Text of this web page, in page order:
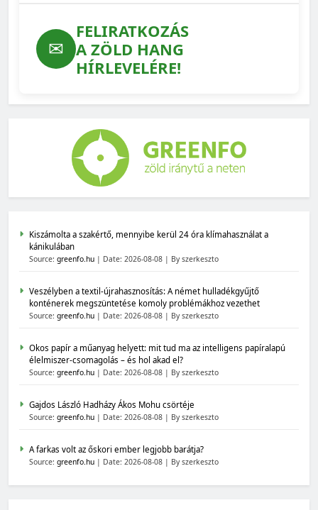
✉
FELIRATKOZÁS
A ZÖLD HANG
HÍRLEVELÉRE!
Kiszámolta a szakértő, mennyibe kerül 24 óra klímahasználat a
kánikulában
Source: greenfo.hu Date: 2026-08-08 By szerkeszto
Veszélyben a textil-újrahasznosítás: A német hulladékgyűjtő
konténerek megszüntetése komoly problémákhoz vezethet
Source: greenfo.hu Date: 2026-08-08 By szerkeszto
Okos papír a műanyag helyett: mit tud ma az intelligens papíralapú
élelmiszer-csomagolás – és hol akad el?
Source: greenfo.hu Date: 2026-08-08 By szerkeszto
Gajdos László Hadházy Ákos Mohu csörtéje
Source: greenfo.hu Date: 2026-08-08 By szerkeszto
A farkas volt az őskori ember legjobb barátja?
Source: greenfo.hu Date: 2026-08-08 By szerkeszto